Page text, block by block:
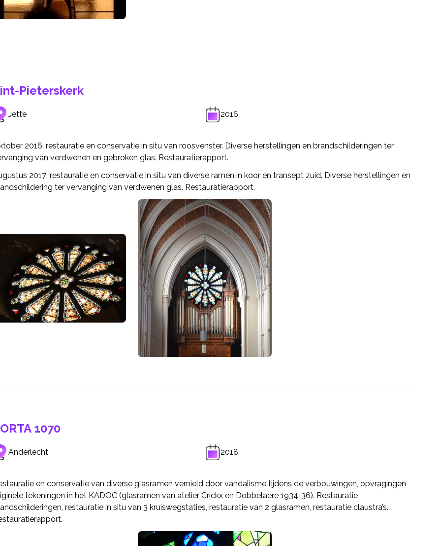
Pieterskerk
Jette 2016
2016: restauratie en conservatie in situ van roosvenster. Diverse herstellingen en brandschilderingen ter
van verdwenen en gebroken glas. Restauratierapport.
2017: restauratie en conservatie in situ van diverse ramen in koor en transept zuid. Diverse herstellingen en
ter vervanging van verdwenen glas. Restauratierapport.
1070
Anderlecht 2018
en conservatie van diverse glasramen vernield door vandalisme tijdens de verbouwingen, opvragingen
tekeningen in het KADOC (glasramen van atelier Crickx en Dobbelaere 1934-36). Restauratie
restauratie in situ van 3 kruiswegstaties, restauratie van 2 glasramen, restauratie claustra’s.